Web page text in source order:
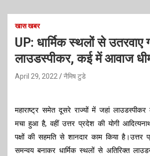
खास खबर
UP: धार्मिक स्थलों से
लाउडस्पीकर, कई में आवाज
April 29, 2022 नैमिष टुडे
महाराष्ट्र समेत दूसरे राज्यों में जहां
मचा हुआ है, वहीं उत्तर प्रदेश की योगी
पक्षों की सहमति से शानदार काम किया
समन्वय बनाकर धार्मिक स्थलों से अतिरिक्त